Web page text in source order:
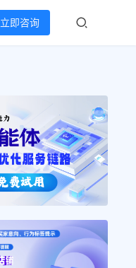
立即咨询